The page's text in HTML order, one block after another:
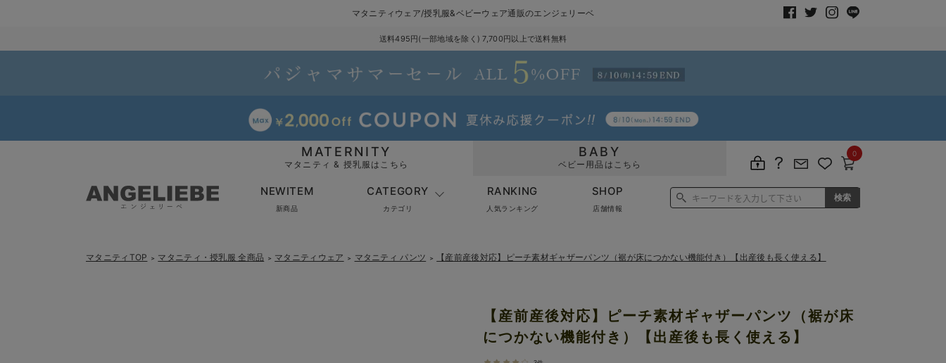
マタニティウェア/授乳服&ベビーウェア通販のエンジェリーベ
送料495円(一部地域を除く) 7,700円以上で送料無料
MATERNITY
マタニティ & 授乳服はこちら
BABY
ベビー用品はこちら
0
NEWITEM
新商品
CATEGORY
カテゴリ
RANKING
人気ランキング
SHOP
店舗情報
マタニティTOP ＞ マタニティ・授乳服 全商品 ＞ マタニティウェア ＞ マタニティ パンツ ＞ 【産前産後対応】ピーチ素材ギャザーパンツ（裾が床につかない機能付き）【出産後も長く使える】
【産前産後対応】ピーチ素材ギャザーパンツ（裾が床
につかない機能付き）【出産後も長く使える】